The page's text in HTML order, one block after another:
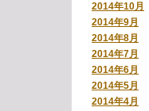
2014年10月
2014年9月
2014年8月
2014年7月
2014年6月
2014年5月
2014年4月